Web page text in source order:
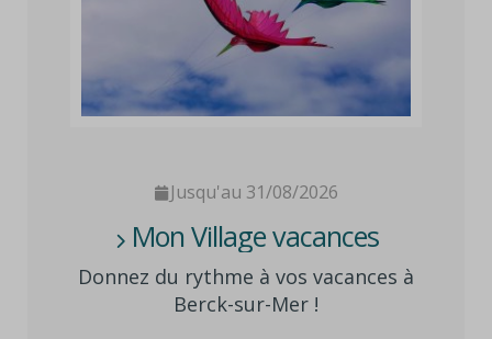
Jusqu'au 31/08/2026
Mon Village vacances
Donnez du rythme à vos vacances à
Berck-sur-Mer !